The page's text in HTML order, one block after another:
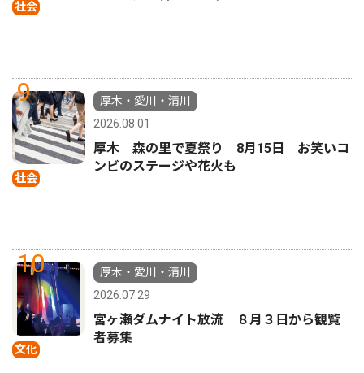
社会
9
社会
厚木・愛川・清川
2026.08.01
厚木 森の里で夏祭り 8月15日 お笑いコ
ンビのステージや花火も
10
文化
厚木・愛川・清川
2026.07.29
宮ヶ瀬ダムナイト放流 ８月３日から観覧
者募集